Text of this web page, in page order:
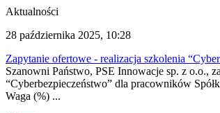
Aktualności
28 października 2025, 10:28
Zapytanie ofertowe - realizacja szkolenia
Szanowni Państwo, PSE Innowacje sp. z o.o.,
“Cyberbezpieczeństwo” dla pracowników
Waga (%) ...